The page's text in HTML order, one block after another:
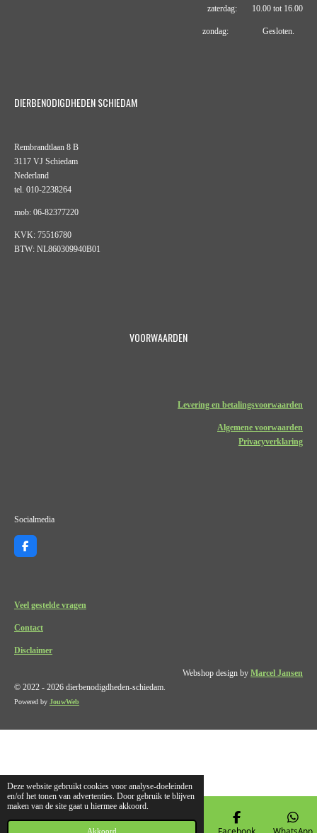
Deze website gebruikt cookies voor analyse-doeleinden
en/of het tonen van advertenties. Door gebruik te blijven
maken van de site gaat u hiermee akkoord.
Akkoord
zaterdag: 10.00 tot 16.00
zondag: Gesloten.
DIERBENODIGDHEDEN SCHIEDAM
Rembrandtlaan 8 B
3117 VJ Schiedam
Nederland
tel. 010-2238264
mob: 06-82377220
KVK: 75516780
BTW: NL860309940B01
VOORWAARDEN
Levering en betalingsvoorwaarden
Algemene voorwaarden
Privacyverklaring
Socialmedia
F
a
o
o
Veel gestelde vragen
Contact
Disclaimer
Webshop design by Marcel Jansen
© 2022 - 2026 dierbenodigdheden-schiedam.
Powered by JouwWeb